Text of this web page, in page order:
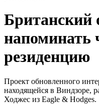
Британский
напоминать
резиденцию
Проект обновленного
находящейся в Виндзоре,
Ходжес из Eagle & Hodges.